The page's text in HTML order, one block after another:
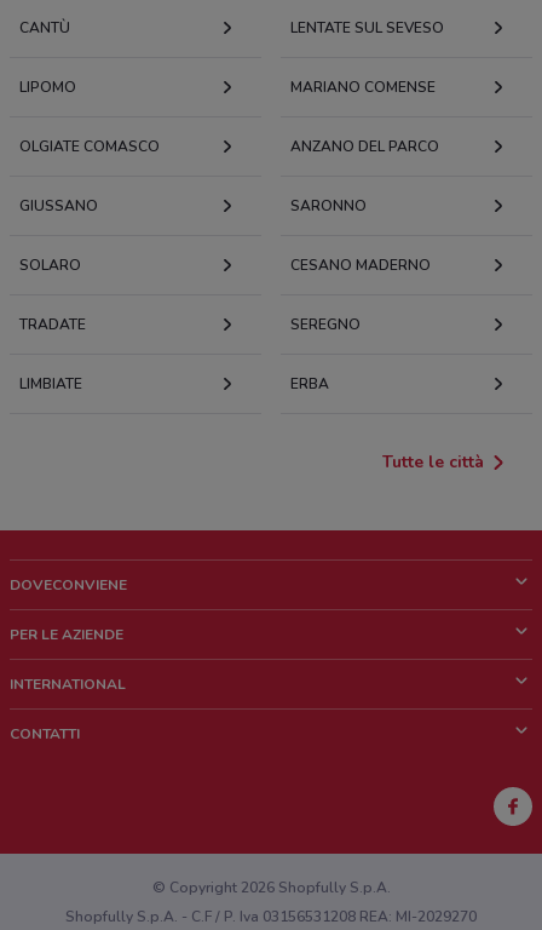
CANTÙ LENTATE SUL SEVESO
LIPOMO MARIANO COMENSE
OLGIATE COMASCO ANZANO DEL PARCO
GIUSSANO SARONNO
SOLARO CESANO MADERNO
TRADATE SEREGNO
LIMBIATE ERBA
Tutte le città
DOVECONVIENE
Chi siamo
Lavora con noi
PER LE AZIENDE
Richieste commerciali e marketing
INTERNATIONAL
CONTATTI
Hai un malfunzionamento sul web o sull'app?
© Copyright 2026 Shopfully S.p.A.
Shopfully S.p.A. - C.F / P. Iva 03156531208 REA: MI-2029270